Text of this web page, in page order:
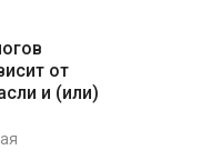
от
и (или)